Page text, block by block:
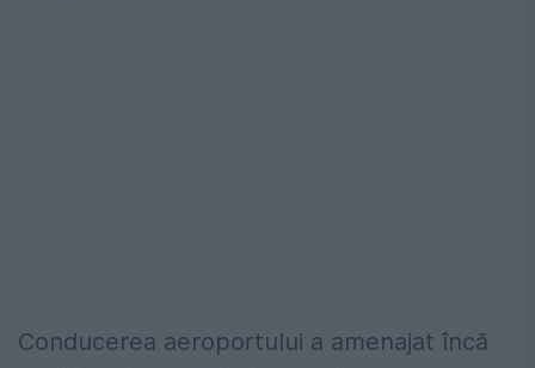
Conducerea aeroportului a amenajat încă